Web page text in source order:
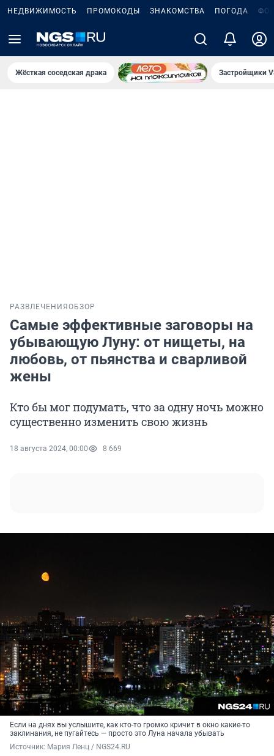
НЕДВИЖИМОСТЬ ПРОМОКОДЫ ЗНАКОМСТВА ПОГОДА
Жёсткая соседская драка Застройщики
РАЗВЛЕЧЕНИЯ ОБЗОР
Самые эффективные заговоры на
убывающую Луну: от нищеты, на
любовь, от пьянства и сварливой
жены
Кто бы мог подумать, что за одну ночь можно
существенно изменить свою жизнь
18 августа 2024, 00:00 8 669
Если на днях вы услышите, как кто-то громко кричит в окно какие-то
заклинания, не пугайтесь — просто это Луна начала убывать
Источник: Мария Ленц / NGS24.RU